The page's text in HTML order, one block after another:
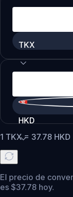
TKX
HKD
1 TKX= 37.78 HKD
El precio de
es $37.78 hoy.